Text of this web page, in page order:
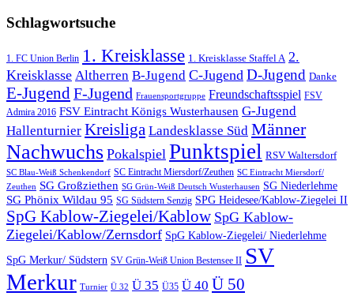
Schlagwortsuche
1. FC Union Berlin 1. Kreisklasse 1. Kreisklasse Staffel A 2.
Kreisklasse Altherren B-Jugend C-Jugend D-Jugend Danke
E-JugendF-Jugend Frauensportgruppe Freundschaftsspiel FSV
Admira 2016 FSV Eintracht Königs Wusterhausen G-Jugend
Hallenturnier Kreisliga Landesklasse Süd Männer
Nachwuchs Pokalspiel Punktspiel RSV Waltersdorf
SC Blau-Weiß Schenkendorf SC Eintracht Miersdorf/Zeuthen SC Eintracht Miersdorf/
Zeuthen SG Großziethen SG Grün-Weiß Deutsch Wusterhausen SG Niederlehme
SG Phönix Wildau 95 SG Südstern Senzig SPG Heidesee/Kablow-Ziegelei II
SpG Kablow-Ziegelei/Kablow SpG Kablow-
Ziegelei/Kablow/Zernsdorf SpG Kablow-Ziegelei/ Niederlehme
SpG Merkur/ Südstern SV Grün-Weiß Union Bestensee II SV
Merkur Turnier Ü 32 Ü 35 Ü35 Ü 40 Ü 50